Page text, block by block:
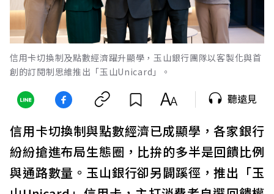
信用卡切換制及點數經濟躍升顯學，玉山銀行團隊以客製化與首
創的訂閱制思維推出「玉山Unicard」。
聽遠見
信用卡切換制與點數經濟已成顯學，各家銀行
紛紛搶進布局生態圈，比拚的多半是回饋比例
與通路數量。玉山銀行卻另闢蹊徑，推出「玉